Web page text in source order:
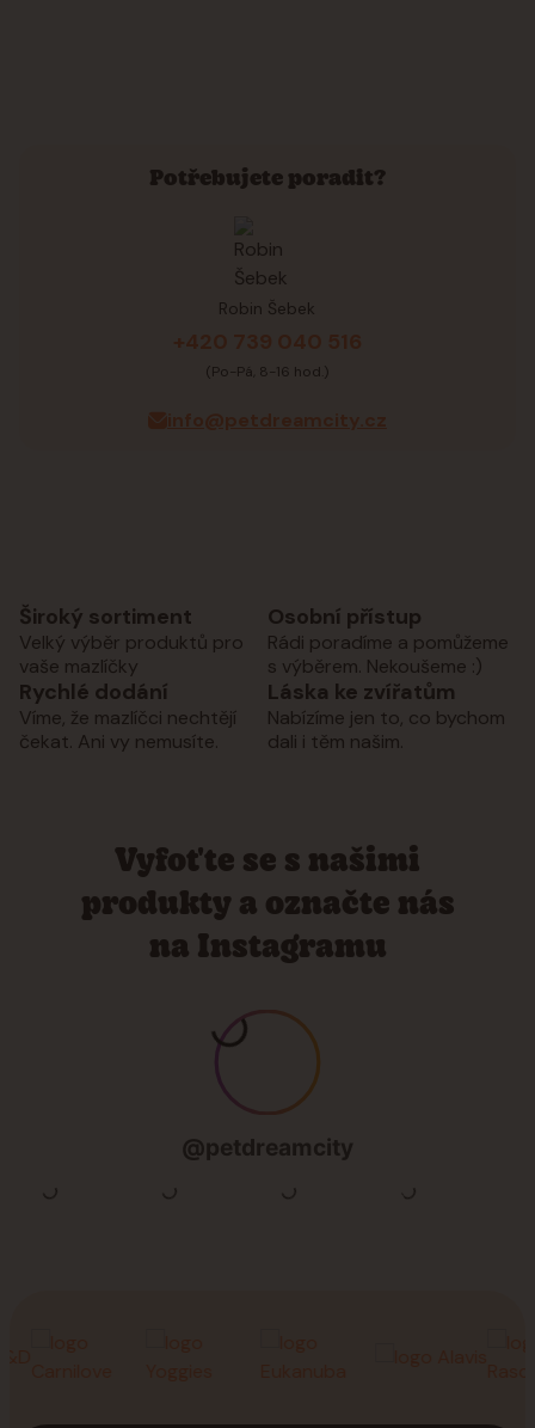
Potřebujete poradit?
Robin Šebek
+420 739 040 516
(Po-Pá, 8-16 hod.)
info@petdreamcity.cz
Široký sortiment
Velký výběr produktů pro
vaše mazlíčky
Osobní přístup
Rádi poradíme a pomůžeme
s výběrem. Nekoušeme :)
Rychlé dodání
Víme, že mazlíčci nechtějí
čekat. Ani vy nemusíte.
Láska ke zvířatům
Nabízíme jen to, co bychom
dali i těm našim.
Vyfoťte se s našimi
produkty a označte nás
na Instagramu